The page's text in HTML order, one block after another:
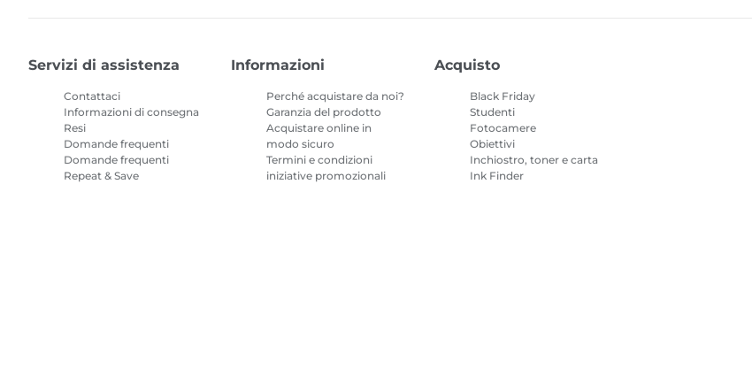
Servizi di assistenza
Contattaci
Informazioni di consegna
Resi
Domande frequenti
Domande frequenti
Repeat & Save
Informazioni
Perché acquistare da noi?
Garanzia del prodotto
Acquistare online in
modo sicuro
Termini e condizioni
iniziative promozionali
Acquisto
Black Friday
Studenti
Fotocamere
Obiettivi
Inchiostro, toner e carta
Ink Finder